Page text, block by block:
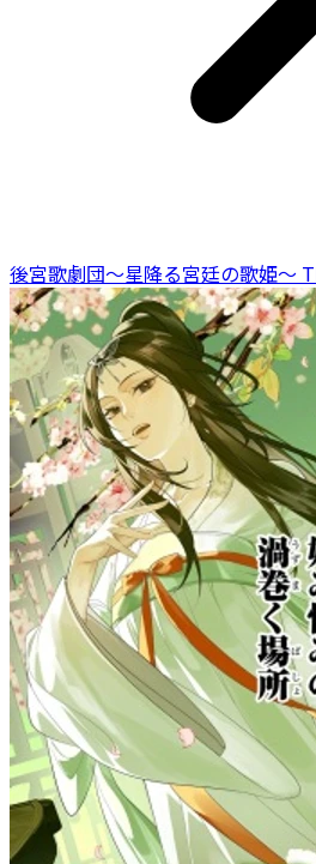
後宮歌劇団～星降る宮廷の歌姫～